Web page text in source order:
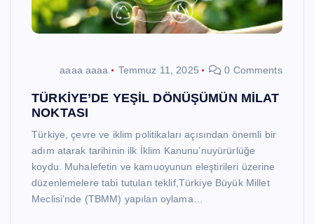
aaaa aaaa Temmuz 11, 2025 0 Comments
TÜRKİYE’DE YEŞİL DÖNÜŞÜMÜN MİLAT
NOKTASI
Türkiye, çevre ve iklim politikaları açısından önemli bir
adım atarak tarihinin ilk İklim Kanunu’nuyürürlüğe
koydu. Muhalefetin ve kamuoyunun eleştirileri üzerine
düzenlemelere tabi tutulan teklif,Türkiye Büyük Millet
Meclisi’nde (TBMM) yapılan oylama…